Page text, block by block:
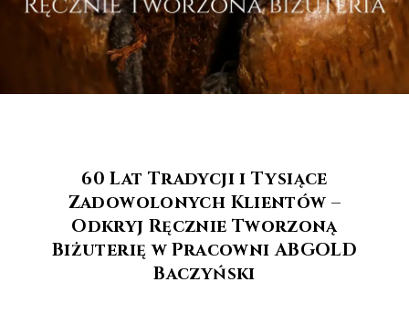
60 Lat Tradycji i Tysiące
Zadowolonych Klientów –
Odkryj Ręcznie Tworzoną
Biżuterię w Pracowni ABGOLD
Baczyński